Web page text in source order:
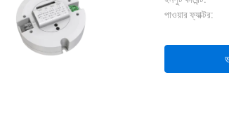
পাওয়ার ফ্যাক্টর: